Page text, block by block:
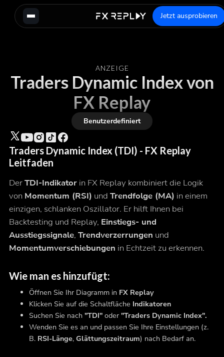
Jetzt ausprobieren
ANZEIGE
Traders Dynamic Index von
FX Replay
Benutzerdefiniert
Traders Dynamic Index (TDI) - FX Replay
Leitfaden
DerTDI-Indikatorin FX Replay kombiniert die Logik
von Momentum (RSI) und Trendfolge (MA) in einem
einzigen, schlanken Oszillator. Er hilft Ihnen bei
Backtesting und Replay, Einstiegs- und
Ausstiegssignale, Trendverzerrungen und
Momentumverschiebungen in Echtzeit zu erkennen.
Wie man es hinzufügt:
Öffnen Sie Ihr Diagramm in FX Replay
Klicken Sie auf die Schaltfläche Indikatoren
Suchen Sie nach "TDI"oder "Traders Dynamic Index".
Wenden Sie es an und passen Sie Ihre Einstellungen (z.
B. RSI-Länge, Glättungszeitraum) nach Bedarf an.